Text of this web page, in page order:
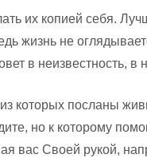
их копией себя.
жизнь не
в неизвестность,
которых посланы
но к которому
вас Своей рукой,